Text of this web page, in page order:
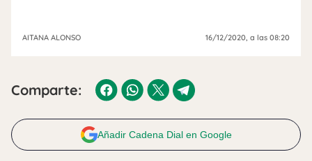
AITANA ALONSO 16/12/2020 , a las 08:20
Comparte:
Añadir Cadena Dial en Google